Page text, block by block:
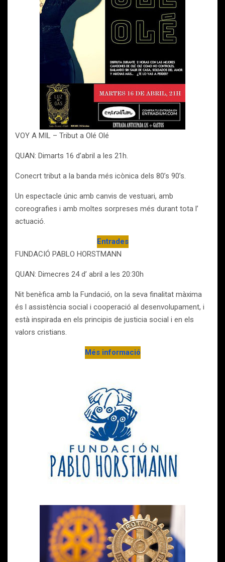
VOY A MIL – Tribut a Olé Olé
QUAN: Dimarts 16 d’abril a les 21h.
Conecrt tribut a la banda més icònica dels 80’s 90’s.
Un espectacle únic amb canvis de vestuari, amb
coreografies i amb moltes sorpreses més durant tota l’
actuació.
Entrades
FUNDACIÓ PABLO HORSTMANN
QUAN: Dimecres 24 d’ abril a les 20:30h
Nit benèfica amb la Fundació, on la seva finalitat màxima
és l assistència social i cooperació al desenvolupament, i
està inspirada en els principis de justicia social i en els
valors cristians.
Més informació